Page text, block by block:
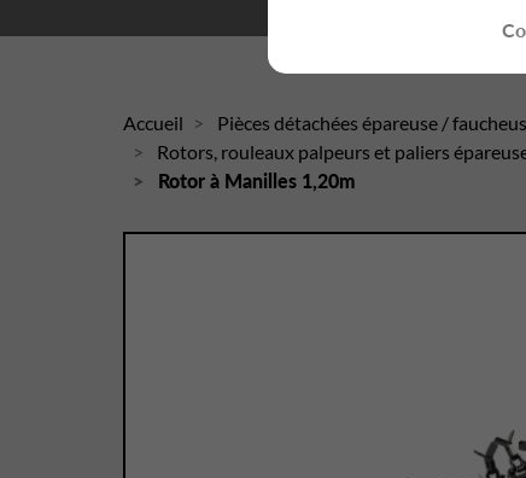
Accueil
Pièces détachées épareuse /
Rotors, rouleaux palpeurs et paliers
Rotor à Manilles 1,20m